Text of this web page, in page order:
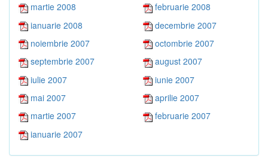
martie 2008
februarie 2008
ianuarie 2008
decembrie 2007
noiembrie 2007
octombrie 2007
septembrie 2007
august 2007
iulie 2007
iunie 2007
mai 2007
aprilie 2007
martie 2007
februarie 2007
ianuarie 2007